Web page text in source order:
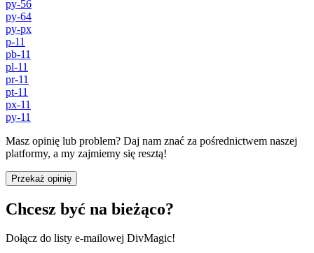
py-56
py-64
py-px
p-11
pb-11
pl-11
pr-11
pt-11
px-11
py-11
Masz opinię lub problem? Daj nam znać za pośrednictwem naszej
platformy, a my zajmiemy się resztą!
Przekaż opinię
Chcesz być na bieżąco?
Dołącz do listy e-mailowej DivMagic!